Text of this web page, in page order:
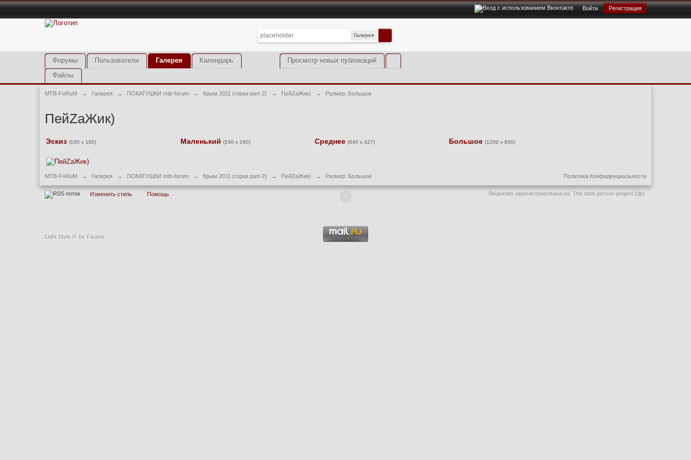
Light Style © by Fisana
Войти Регистрация
Галерея
Просмотр новых публикаций
Форумы Пользователи Галерея
Календарь
Файлы
MTB-FoRuM → Галерея → ПОКАТУШКИ mtb-forum → Крым 2011 (горки part-2) → ПейZaЖик) → Размер: Большое
ПейZaЖик)
Эскиз (100 x 100) Маленький (240 x 160) Среднее (640 x 427) Большое (1200 x 800)
MTB-FoRuM → Галерея → ПОКАТУШКИ mtb-forum → Крым 2011 (горки part-2) → ПейZaЖик) → Размер: Большое Политика Конфиденциальности
Изменить стиль Помощь Лицензия зарегистрирована на: The dark person project (dp).